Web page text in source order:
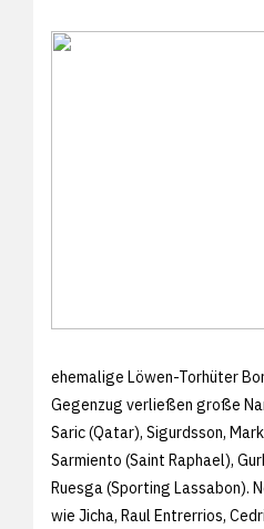
ehemalige Löwen-Torhüter
Gegenzug verließen große
Saric (Qatar), Sigurdsson,
Sarmiento (Saint Raphael),
Ruesga (Sporting Lassabon).
wie Jicha, Raul Entrerrios,